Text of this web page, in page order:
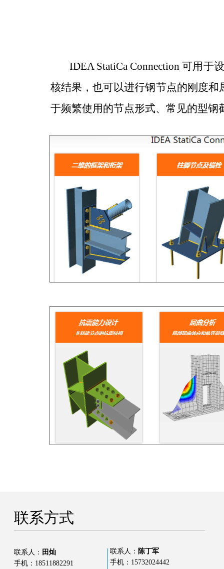
IDEA StatiCa Connection可用于
核结果，也可以进行钢节点的刚度
于频繁使用的节点形式、常见的型钢
联系人 ： 陈丁军
手机 ： 15732024442
联系人 ： 田灿
手机 ： 18511882291
联系方式